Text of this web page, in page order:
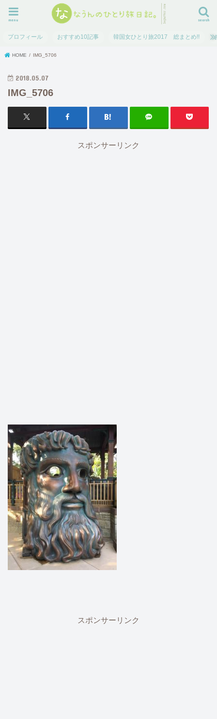
search
menu
プロフィール おすすめ10記事 韓国女ひとり旅2017 総まとめ!!
HOME IMG_5706
2018.05.07
IMG_5706
スポンサーリンク
スポンサーリンク